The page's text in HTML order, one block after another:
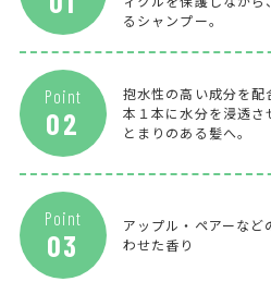
るシャンプー。
Point
02
抱水性の高い成分を配
本１本に水分を浸透
とまりのある髪へ。
Point
03
アップル・ペアーなど
わせた香り